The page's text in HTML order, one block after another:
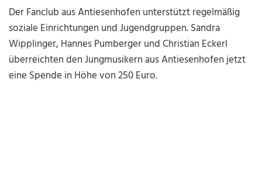
Der Fanclub aus Antiesenhofen unterstützt regelmäßig
soziale Einrichtungen und Jugendgruppen. Sandra
Wipplinger, Hannes Pumberger und Christian Eckerl
überreichten den Jungmusikern aus Antiesenhofen jetzt
eine Spende in Höhe von 250 Euro.